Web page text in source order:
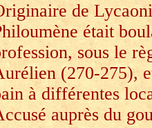
de
était
sous le
(270-275),
à différentes
auprès du